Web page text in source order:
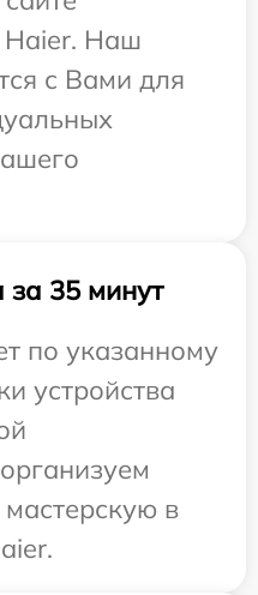
Haier. Наш
с Вами для
35 минут
по указанному
устройства
в